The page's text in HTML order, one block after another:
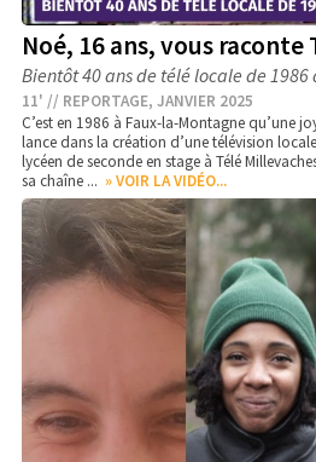
Noé, 16 ans, vous raconte
Bientôt 40 ans de télé locale de 1986
11' // REPORTAGE, JANVIER 2025
C’est en 1986 à Faux-la-Montagne qu’une
lance dans la création d’une télévision
lycéen de seconde en stage à Télé
sa chaîne ... » VOIR LA VIDÉO...